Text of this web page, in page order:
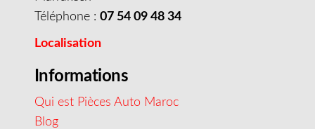
Téléphone : 07 54 09 48 34
Localisation
Informations
Qui est Pièces Auto Maroc
Blog